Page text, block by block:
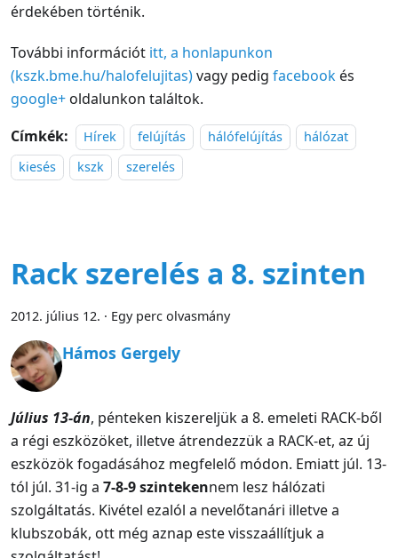
érdekében történik.
További információt itt, a honlapunkon
(kszk.bme.hu/halofelujitas)vagy pedig facebookés
google+oldalunkon találtok.
Címkék:
Hírek felújítás hálófelújítás
hálózat
kiesés
kszk szerelés
Rack szerelés a 8. szinten
2012. július 12. · Egy perc olvasmány
Hámos Gergely
Július 13-án, pénteken kiszereljük a 8. emeleti RACK-ből
a régi eszközöket, illetve átrendezzük a RACK-et, az új
eszközök fogadásához megfelelő módon. Emiatt júl. 13-
tól júl. 31-ig a 7-8-9 szintekennem lesz hálózati
szolgáltatás. Kivétel ezalól a nevelőtanári illetve a
klubszobák, ott még aznap este visszaállítjuk a